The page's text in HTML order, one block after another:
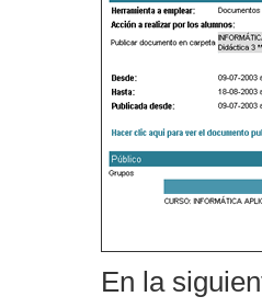
En la